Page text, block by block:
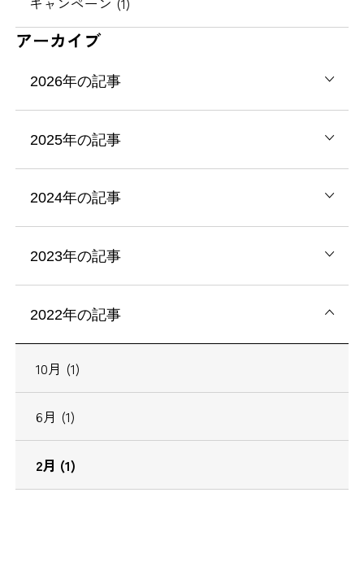
アーカイブ
2026年の記事
2025年の記事
2024年の記事
2023年の記事
2022年の記事
10月 (1)
6月 (1)
2月 (1)